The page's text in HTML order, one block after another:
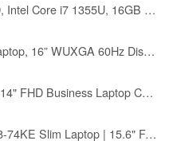
Dell 15.6 Laptop, FHD, Intel Core i7 1355U, 16GB RAM, Windows 11 Home
ASUS Vivobook 16 Laptop, 16” WUXGA 60Hz Display, Intel Core i7-13620H, Intel UHD Graphics, 16GB RAM, 512GB SSD, Windows 11, Cool Silver, F1605VA-BS74
HP EliteBook 840 G5 14" FHD Business Laptop Computer, Intel i7 8650U up to 4.2GHz, 16GB DDR4 RAM, 512GB PCIe SSD, 802.11ac WiFi, Bluetooth, Backlit Keyboard, Windows 11 Pro (Renewed)
acer Aspire 3 A315-58-74KE Slim Laptop | 15.6" Full HD Display | Intel Core i7-1165G7 Processor | Intel Iris Xe Graphics | 8GB DDR4 | 512GB PCIe Gen4 SSD | Wi-Fi 6 | Windows 11 Home | Pure Silver